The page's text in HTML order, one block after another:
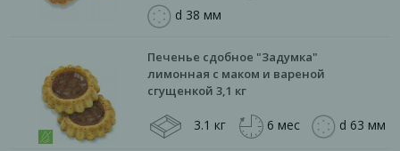
d 38 мм
Печенье сдобное "Задумка"
лимонная с маком и вареной
сгущенкой 3,1 кг
3.1 кг 6 мес d 63 мм